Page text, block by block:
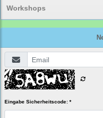
Workshops
Eingabe Sicherheitscode: *